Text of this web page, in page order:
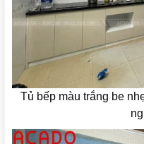
Tủ bếp màu trắng be